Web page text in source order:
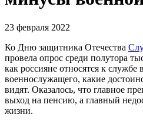
23 февраля 2022
Ко Дню защитника Отечества
провела опрос среди полутора
как россияне относятся к службе
военнослужащего, какие
видят. Оказалось, что главное
выход на пенсию, а главный
жизни.